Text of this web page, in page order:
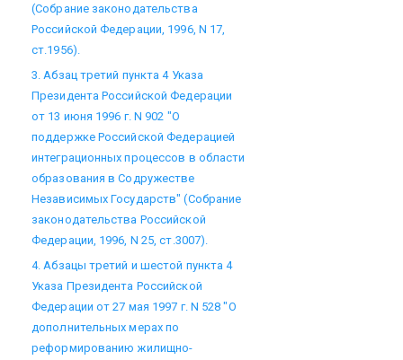
(Собрание законодательства
Российской Федерации, 1996, N 17,
ст.1956).
3. Абзац третий пункта 4 Указа
Президента Российской Федерации
от 13 июня 1996 г. N 902 "О
поддержке Российской Федерацией
интеграционных процессов в области
образования в Содружестве
Независимых Государств" (Собрание
законодательства Российской
Федерации, 1996, N 25, ст.3007).
4. Абзацы третий и шестой пункта 4
Указа Президента Российской
Федерации от 27 мая 1997 г. N 528 "О
дополнительных мерах по
реформированию жилищно-